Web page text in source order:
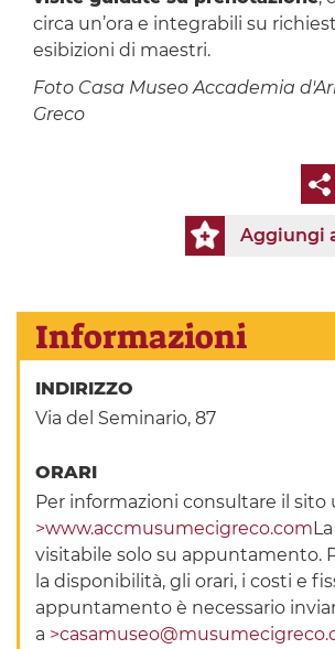
circa un’ora e integrabili su
esibizioni di maestri.
Foto Casa Museo Accademia
Greco
Aggiungi
Informazioni
INDIRIZZO
Via del Seminario, 87
ORARI
Per informazioni consultare il sito
>www.accmusumecigreco.com
visitabile solo su appuntamento.
la disponibilità, gli orari, i costi e
appuntamento è necessario
a